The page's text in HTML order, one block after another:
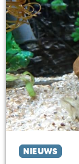
NIEUWS